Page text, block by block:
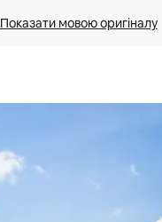
Показати мовою оригіналу